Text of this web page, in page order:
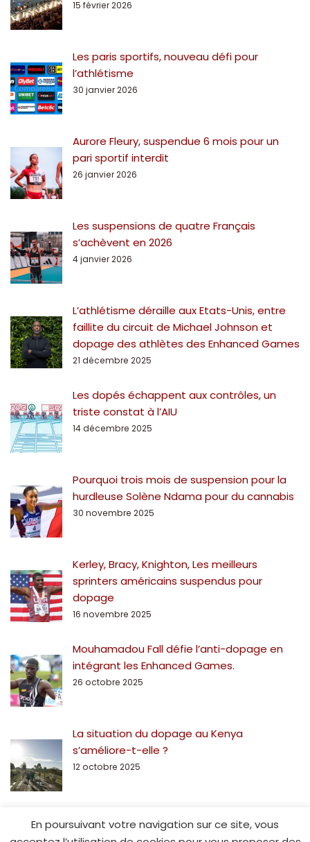
15 février 2026
Les paris sportifs, nouveau défi pour
l’athlétisme
30 janvier 2026
Aurore Fleury, suspendue 6 mois pour un
pari sportif interdit
26 janvier 2026
Les suspensions de quatre Français
s’achèvent en 2026
4 janvier 2026
L’athlétisme déraille aux Etats-Unis, entre
faillite du circuit de Michael Johnson et
dopage des athlètes des Enhanced Games
21 décembre 2025
Les dopés échappent aux contrôles, un
triste constat à l’AIU
14 décembre 2025
Pourquoi trois mois de suspension pour la
hurdleuse Solène Ndama pour du cannabis
30 novembre 2025
Kerley, Bracy, Knighton, Les meilleurs
sprinters américains suspendus pour
dopage
16 novembre 2025
Mouhamadou Fall défie l’anti-dopage en
intégrant les Enhanced Games.
26 octobre 2025
La situation du dopage au Kenya
s’améliore-t-elle ?
12 octobre 2025
En poursuivant votre navigation sur ce site, vous